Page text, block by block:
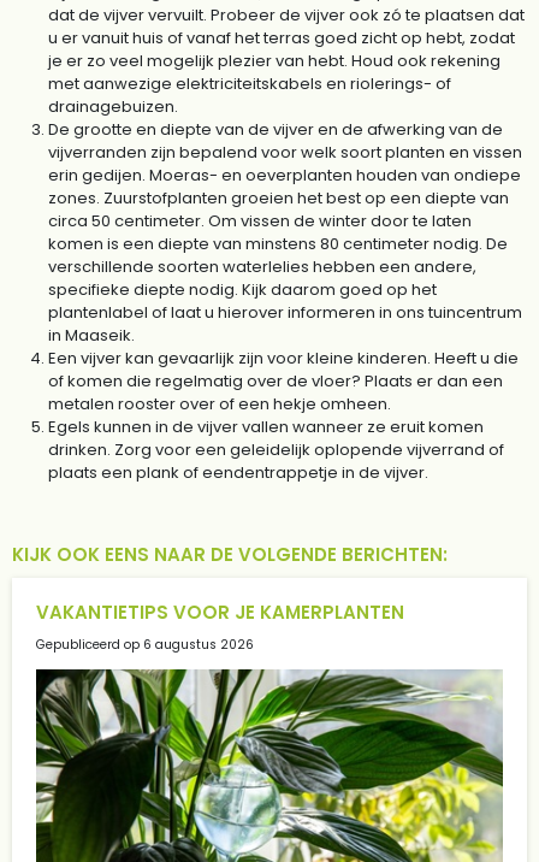
dat de vijver vervuilt. Probeer de vijver ook zó te plaatsen dat
u er vanuit huis of vanaf het terras goed zicht op hebt, zodat
je er zo veel mogelijk plezier van hebt. Houd ook rekening
met aanwezige elektriciteitskabels en riolerings- of
drainagebuizen.
De grootte en diepte van de vijver en de afwerking van de
vijverranden zijn bepalend voor welk soort planten en vissen
erin gedijen. Moeras- en oeverplanten houden van ondiepe
zones. Zuurstofplanten groeien het best op een diepte van
circa 50 centimeter. Om vissen de winter door te laten
komen is een diepte van minstens 80 centimeter nodig. De
verschillende soorten waterlelies hebben een andere,
specifieke diepte nodig. Kijk daarom goed op het
plantenlabel of laat u hierover informeren in ons tuincentrum
in Maaseik.
Een vijver kan gevaarlijk zijn voor kleine kinderen. Heeft u die
of komen die regelmatig over de vloer? Plaats er dan een
metalen rooster over of een hekje omheen.
Egels kunnen in de vijver vallen wanneer ze eruit komen
drinken. Zorg voor een geleidelijk oplopende vijverrand of
plaats een plank of eendentrappetje in de vijver.
KIJK OOK EENS NAAR DE VOLGENDE BERICHTEN:
VAKANTIETIPS VOOR JE KAMERPLANTEN
Gepubliceerd op 6 augustus 2026